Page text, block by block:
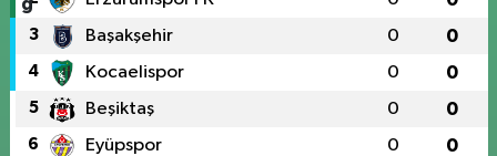
3 Başakşehir 0 0
4 Kocaelispor 0 0
5 Beşiktaş 0 0
6 Eyüpspor 0 0